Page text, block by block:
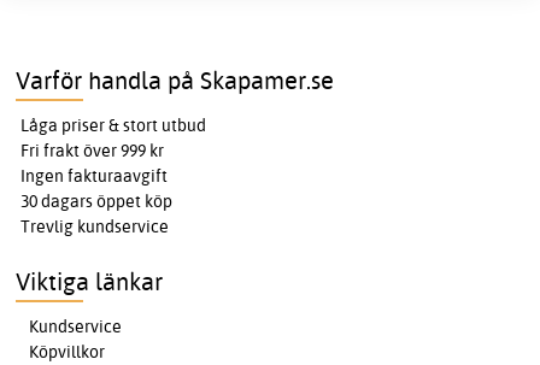
Varför handla på Skapamer.se
Låga priser & stort utbud
Fri frakt över 999 kr
Ingen fakturaavgift
30 dagars öppet köp
Trevlig kundservice
Viktiga länkar
Kundservice
Köpvillkor